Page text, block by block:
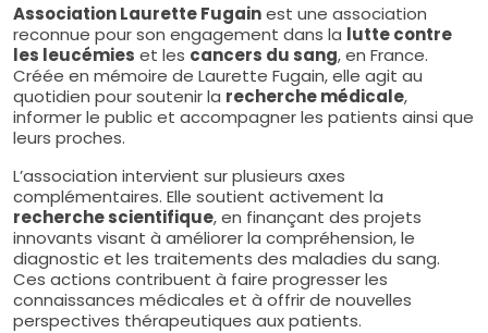
Association Laurette Fugainest une association
reconnue pour son engagement dans la lutte contre
les leucémies et les cancers du sang, en France.
Créée en mémoire de Laurette Fugain, elle agit au
quotidien pour soutenir la recherche médicale,
informer le public et accompagner les patients ainsi que
leurs proches.
L’association intervient sur plusieurs axes
complémentaires. Elle soutient activement la
recherche scientifique, en finançant des projets
innovants visant à améliorer la compréhension, le
diagnostic et les traitements des maladies du sang.
Ces actions contribuent à faire progresser les
connaissances médicales et à offrir de nouvelles
perspectives thérapeutiques aux patients.